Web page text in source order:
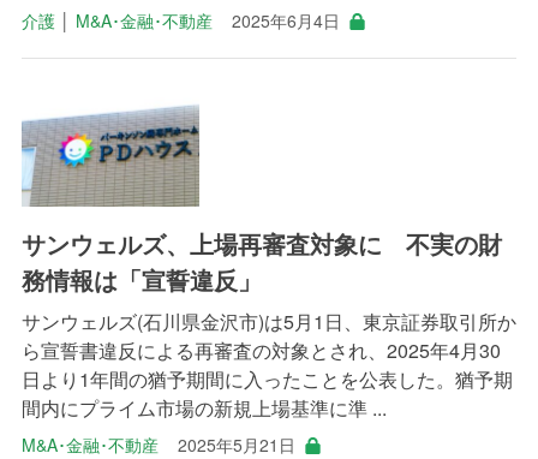
介護│ M&A･金融･不動産 2025年6月4日
サンウェルズ、上場再審査対象に 不実の財
務情報は「宣誓違反」
サンウェルズ(石川県金沢市)は5月1日、東京証券取引所か
ら宣誓書違反による再審査の対象とされ、2025年4月30
日より1年間の猶予期間に入ったことを公表した。猶予期
間内にプライム市場の新規上場基準に準 ...
M&A･金融･不動産 2025年5月21日